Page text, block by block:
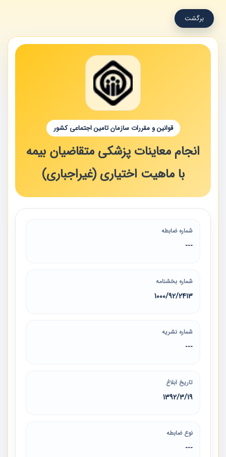
برگشت
قوانین و مقررات سازمان تامین اجتماعی کشور
انجام معاینات پزشکی متقاضیان بیمه
با ماهیت اختیاری (غیراجباری)
شماره ضابطه
---
شماره بخشنامه
1000/92/2413
شماره نشریه
---
تاریخ ابلاغ
1392/3/19
نوع ضابطه
---